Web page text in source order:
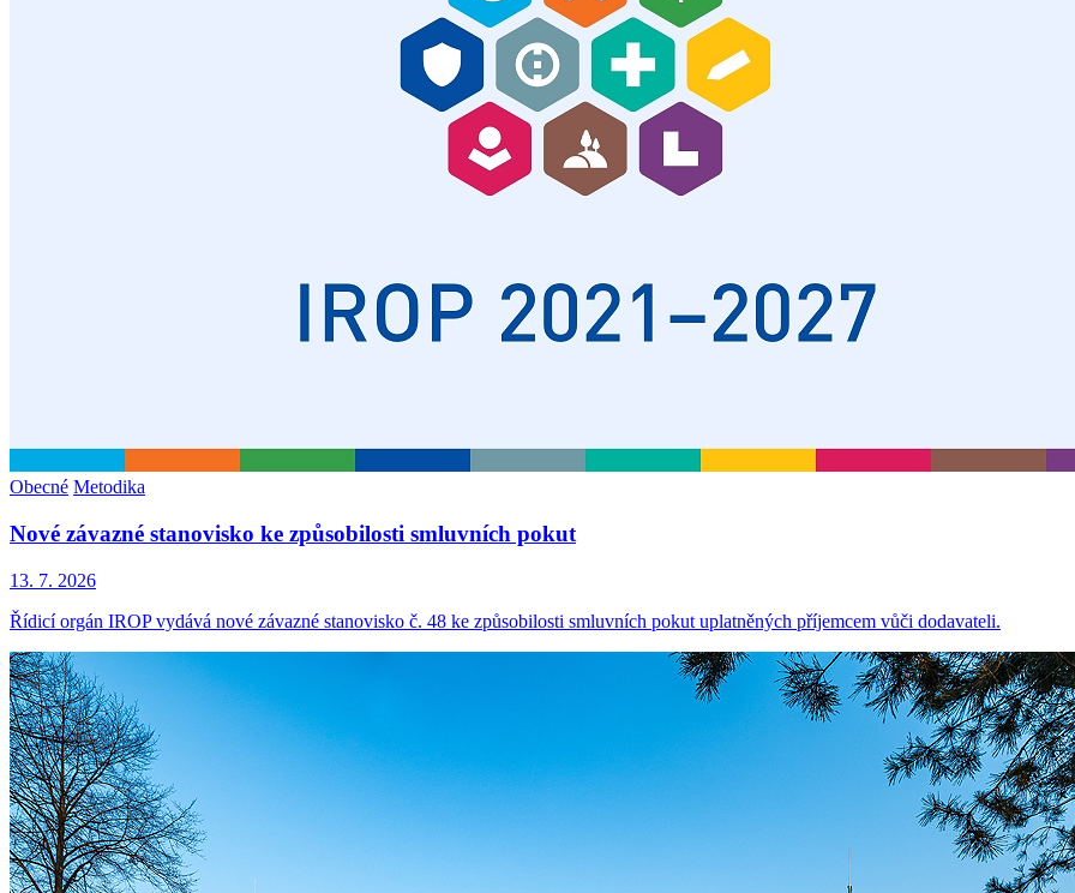
Obecné Metodika
Nové závazné stanovisko ke způsobilosti smluvních pokut
13. 7. 2026
Řídicí orgán IROP vydává nové závazné stanovisko č. 48 ke způsobilosti smluvních pokut uplatněných příjemcem vůči dodavateli.